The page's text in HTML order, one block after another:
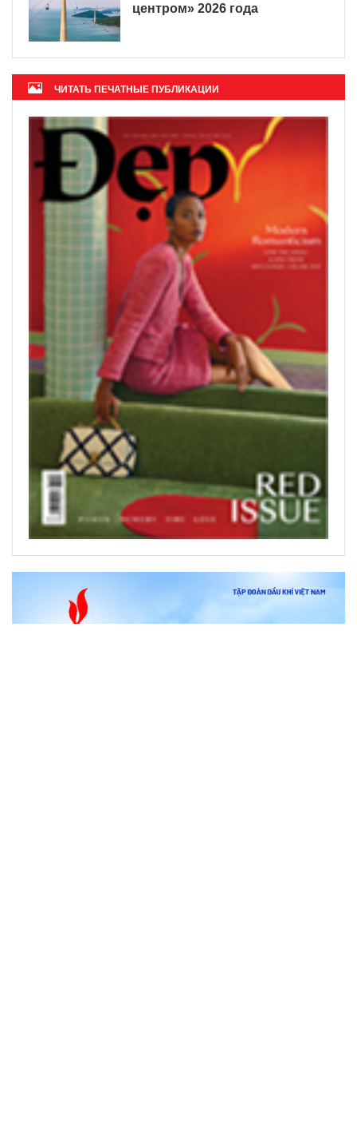
центром» 2026 года
ЧИТАТЬ ПЕЧАТНЫЕ ПУБЛИКАЦИИ